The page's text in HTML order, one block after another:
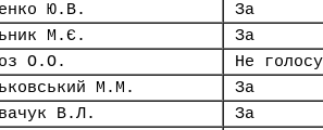
Ю.В.
За
М.Є.
За
О.О.
Не
М.М.
За
В.Л.
За